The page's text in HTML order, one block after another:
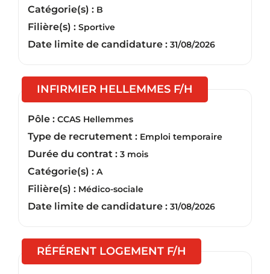
Catégorie(s) : B
Filière(s) : Sportive
Date limite de candidature : 31/08/2026
INFIRMIER HELLEMMES F/H
Pôle : CCAS Hellemmes
Type de recrutement : Emploi temporaire
Durée du contrat : 3 mois
Catégorie(s) : A
Filière(s) : Médico-sociale
Date limite de candidature : 31/08/2026
RÉFÉRENT LOGEMENT F/H